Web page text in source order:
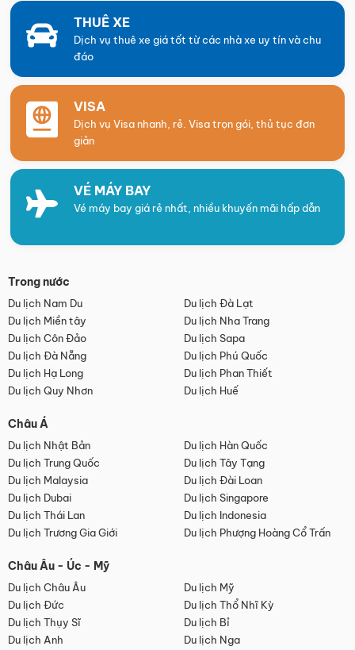
THUÊ XE
Dịch vụ thuê xe giá tốt từ các nhà xe uy tín và chu
đáo
VISA
Dịch vụ Visa nhanh, rẻ. Visa trọn gói, thủ tục đơn
giản
VÉ MÁY BAY
Vé máy bay giá rẻ nhất, nhiều khuyến mãi hấp dẫn
Trong nước
Du lịch Nam Du
Du lịch Đà Lạt
Du lịch Miền tây
Du lịch Nha Trang
Du lịch Côn Đảo
Du lịch Sapa
Du lịch Đà Nẵng
Du lịch Phú Quốc
Du lịch Hạ Long
Du lịch Phan Thiết
Du lịch Quy Nhơn
Du lịch Huế
Châu Á
Du lịch Nhật Bản
Du lịch Hàn Quốc
Du lịch Trung Quốc
Du lịch Tây Tạng
Du lịch Malaysia
Du lịch Đài Loan
Du lịch Dubai
Du lịch Singapore
Du lịch Thái Lan
Du lịch Indonesia
Du lịch Trương Gia Giới
Du lịch Phượng Hoàng Cổ Trấn
Châu Âu - Úc - Mỹ
Du lịch Châu Âu
Du lịch Mỹ
Du lịch Đức
Du lịch Thổ Nhĩ Kỳ
Du lịch Thụy Sĩ
Du lịch Bỉ
Du lịch Anh
Du lịch Nga